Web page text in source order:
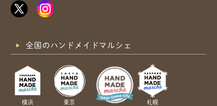
全国のハンドメイドマルシェ
横浜
東京
札幌